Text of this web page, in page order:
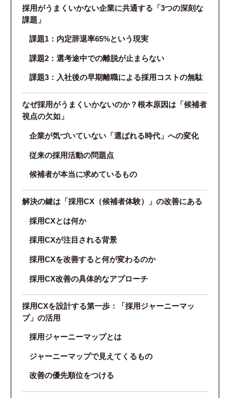
採用がうまくいかない企業に共通する「3つの深刻な
課題」
課題1：内定辞退率65%という現実
課題2：選考途中での離脱が止まらない
課題3：入社後の早期離職による採用コストの無駄
なぜ採用がうまくいかないのか？根本原因は「候補者
視点の欠如」
企業が気づいていない「選ばれる時代」への変化
従来の採用活動の問題点
候補者が本当に求めているもの
解決の鍵は「採用CX（候補者体験）」の改善にある
採用CXとは何か
採用CXが注目される背景
採用CXを改善すると何が変わるのか
採用CX改善の具体的なアプローチ
採用CXを設計する第一歩：「採用ジャーニーマッ
プ」の活用
採用ジャーニーマップとは
ジャーニーマップで見えてくるもの
改善の優先順位をつける